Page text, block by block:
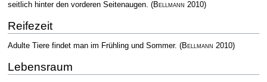
seitlich hinter den vorderen Seitenaugen. (Bellmann 2010)
Reifezeit
Adulte Tiere findet man im Frühling und Sommer. (Bellmann 2010)
Lebensraum